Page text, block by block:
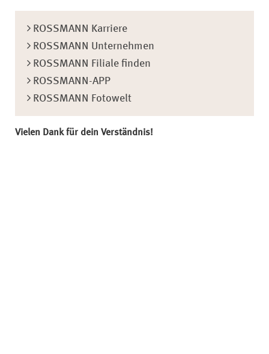
ROSSMANN Karriere
ROSSMANN Unternehmen
ROSSMANN Filiale finden
ROSSMANN-APP
ROSSMANN Fotowelt
Vielen Dank für dein Verständnis!